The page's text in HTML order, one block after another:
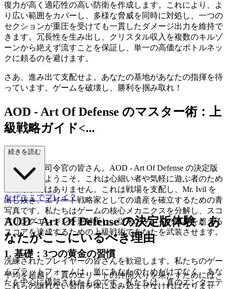
復力が高く適応性の高い防衛を作成します。これにより、よ
り広い範囲をカバーし、多様な脅威を同時に対処し、一つの
セクションが重圧を受けても一貫したダメージ出力を維持で
きます。冗長性を生み出し、クリスタル収入を複数のキルゾ
ーンから絶えず流すことを保証し、単一の高価なボトルネッ
クに頼るのを避けます。
さあ、進み出て支配せよ。あなたの基地があなたの指揮を待
っています。ゲームを破壊し、勝利を掴み取れ！
AOD - Art Of Defense のマスター術：上
級戦略ガイド<...
/h2>
ようこそ、司令官の皆さん。AOD - Art Of Defense の決定版
戦術解説へようこそ。これは心細い者や気軽に遊ぶ者のため
のガイドではありません。これは戦場を支配し、Mr. Ivil を
出し抜き、エリート戦略家としての遺産を確立するための青
写真です。私たちはゲームの核心メカニクスを分解し、スコ
アリングエンジンを逆解析し、従来のプレイの限界を超える
スコアを達成するための上級戦術であなたを武装させます。
1. 基礎：3つの黄金の習慣
平均を超越し、真のエリートの仲間入りを果たすためには、
これらの譲れない習慣を体に染み込ませなければなりませ
続きを読む
なぜここでプレイ？
AOD - Art Of Defense の決定版体験：あ
なたがここにいるべき理由
洗練されたプレイヤーの皆さんを歓迎します。私たちのゲー
ムプラットフォームは、単にあなたのためだけでなく、あな
たを中心に構築されたものです。私たちは、真のエンターテ